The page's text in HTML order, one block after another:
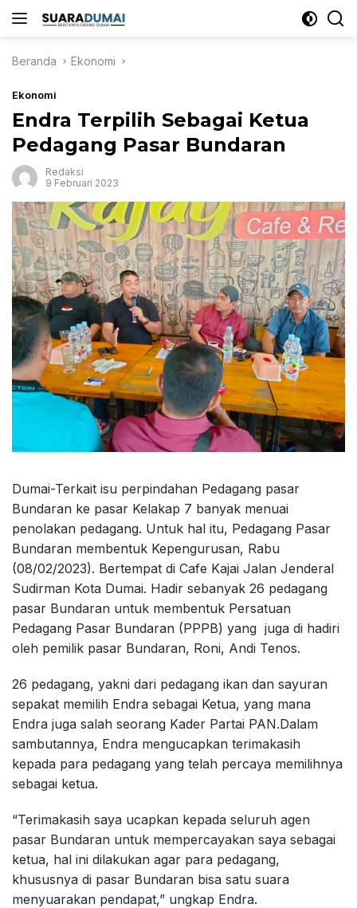
ke
Beranda
Ekonomi
Ekonomi
Endra Terpilih Sebagai Ketua
Pedagang Pasar Bundaran
Redaksi
9 Februari 2023
Dumai-Terkait isu perpindahan Pedagang pasar
Bundaran ke pasar Kelakap 7 banyak menuai
penolakan pedagang. Untuk hal itu, Pedagang Pasar
Bundaran membentuk Kepengurusan, Rabu
(08/02/2023). Bertempat di Cafe Kajai Jalan Jenderal
Sudirman Kota Dumai. Hadir sebanyak 26 pedagang
pasar Bundaran untuk membentuk Persatuan
Pedagang Pasar Bundaran (PPPB) yang juga di hadiri
oleh pemilik pasar Bundaran, Roni, Andi Tenos.
26 pedagang, yakni dari pedagang ikan dan sayuran
sepakat memilih Endra sebagai Ketua, yang mana
Endra juga salah seorang Kader Partai PAN.Dalam
sambutannya, Endra mengucapkan terimakasih
kepada para pedagang yang telah percaya memilihnya
sebagai ketua.
“Terimakasih saya ucapkan kepada seluruh agen
pasar Bundaran untuk mempercayakan saya sebagai
ketua, hal ini dilakukan agar para pedagang,
khususnya di pasar Bundaran bisa satu suara
menyuarakan pendapat,” ungkap Endra.